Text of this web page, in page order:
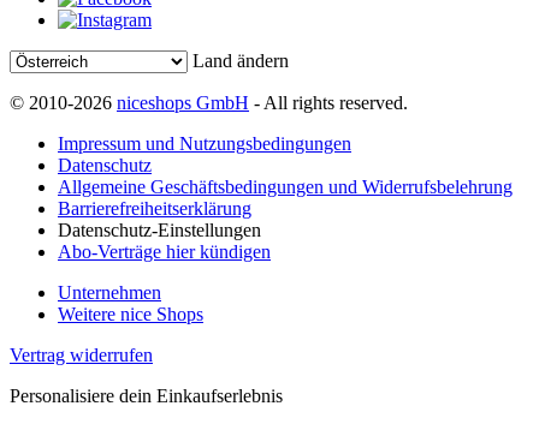
Land ändern
© 2010-2026 niceshops GmbH - All rights reserved.
Impressum und Nutzungsbedingungen
Datenschutz
Allgemeine Geschäftsbedingungen und Widerrufsbelehrung
Barrierefreiheitserklärung
Datenschutz-Einstellungen
Abo-Verträge hier kündigen
Unternehmen
Weitere nice Shops
Vertrag widerrufen
Personalisiere dein Einkaufserlebnis